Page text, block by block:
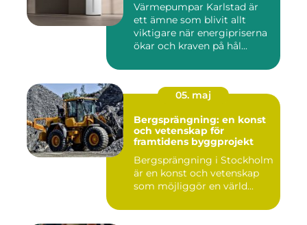
Värmepumpar Karlstad är
ett ämne som blivit allt
viktigare när energipriserna
ökar och kraven på hål...
05. maj
Bergsprängning: en konst
och vetenskap för
framtidens byggprojekt
Bergsprängning i Stockholm
är en konst och vetenskap
som möjliggör en värld...